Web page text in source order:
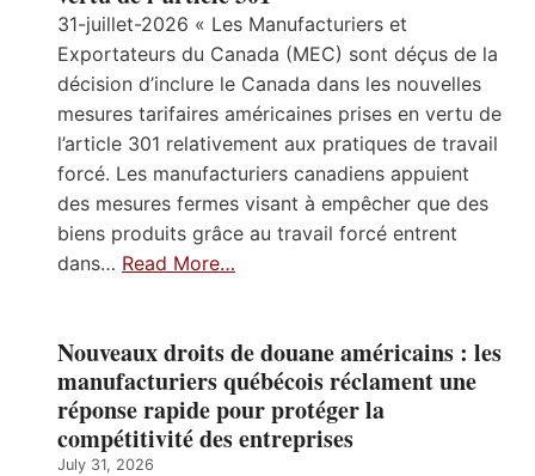
31-juillet-2026 « Les Manufacturiers et
Exportateurs du Canada (MEC) sont déçus de la
décision d’inclure le Canada dans les nouvelles
mesures tarifaires américaines prises en vertu de
l’article 301 relativement aux pratiques de travail
forcé. Les manufacturiers canadiens appuient
des mesures fermes visant à empêcher que des
biens produits grâce au travail forcé entrent
dans… Read More…
Nouveaux droits de douane américains : les
manufacturiers québécois réclament une
réponse rapide pour protéger la
compétitivité des entreprises
July 31, 2026